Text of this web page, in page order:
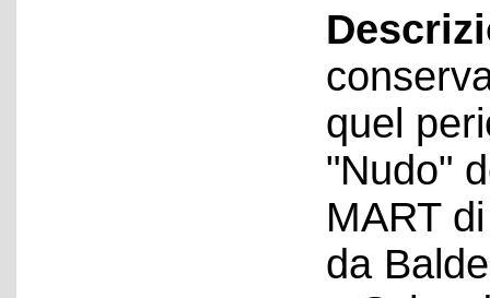
quel
"Nudo"
MART
da